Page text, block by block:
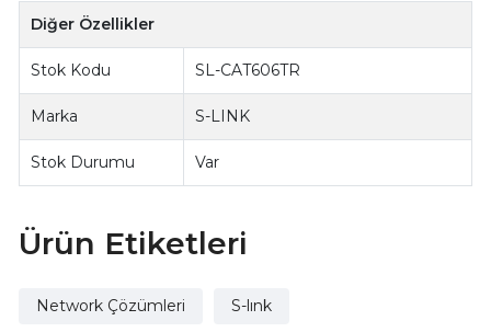
Diğer Özellikler
Stok Kodu SL-CAT606TR
Marka S-LINK
Stok Durumu Var
Ürün Etiketleri
Network Çözümleri S-lınk